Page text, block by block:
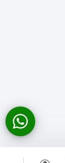
طراحی سایت